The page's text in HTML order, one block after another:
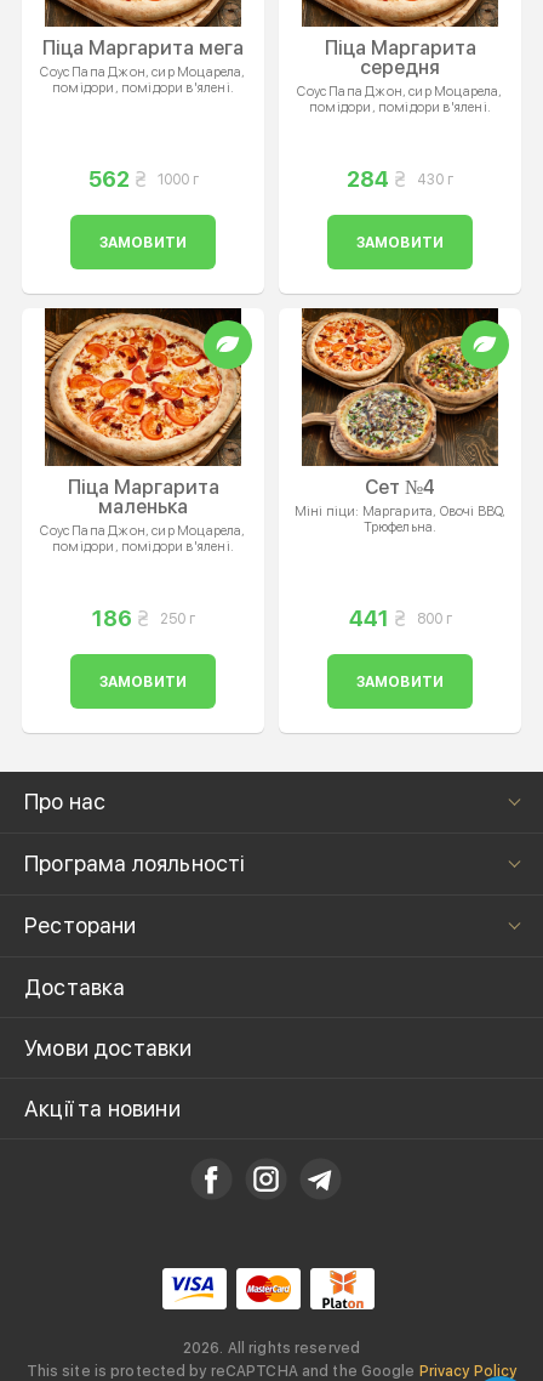
Піца Маргарита мега
Соус Папа Джон, сир Моцарела,
помідори, помідори в'ялені.
562 1000 г
ЗАМОВИТИ
Піца Маргарита
середня
Соус Папа Джон, сир Моцарела,
помідори, помідори в'ялені.
284 430 г
ЗАМОВИТИ
Піца Маргарита
маленька
Соус Папа Джон, сир Моцарела,
помідори, помідори в'ялені.
186 250 г
ЗАМОВИТИ
Сет №4
Міні піци: Маргарита, Овочі BBQ,
Трюфельна.
441 800 г
ЗАМОВИТИ
Про нас
Програма лояльності
Ресторани
Доставка
Умови доставки
Акції та новини
2026. All rights reserved
This site is protected by reCAPTCHA and the Google Privacy Policy